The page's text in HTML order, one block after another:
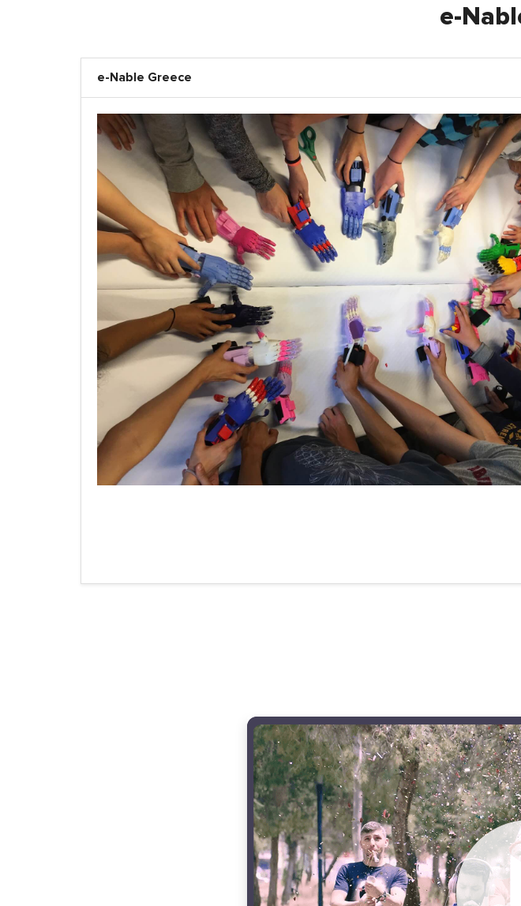
e-
e-Nable Greece